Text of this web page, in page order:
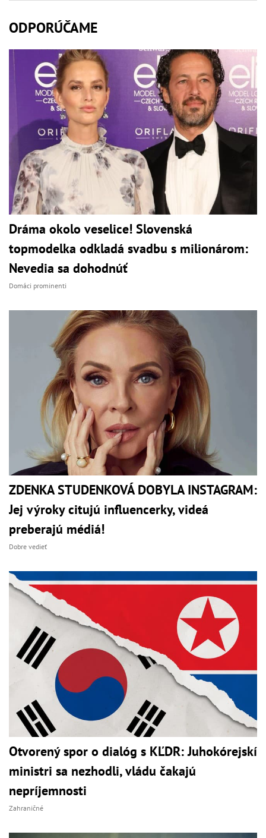
ODPORÚČAME
Dráma okolo veselice! Slovenská
topmodelka odkladá svadbu s milionárom:
Nevedia sa dohodnúť
Domáci prominenti
ZDENKA STUDENKOVÁ DOBYLA INSTAGRAM:
Jej výroky citujú influencerky, videá
preberajú médiá!
Dobre vedieť
Otvorený spor o dialóg s KĽDR: Juhokórejskí
ministri sa nezhodli, vládu čakajú
nepríjemnosti
Zahraničné